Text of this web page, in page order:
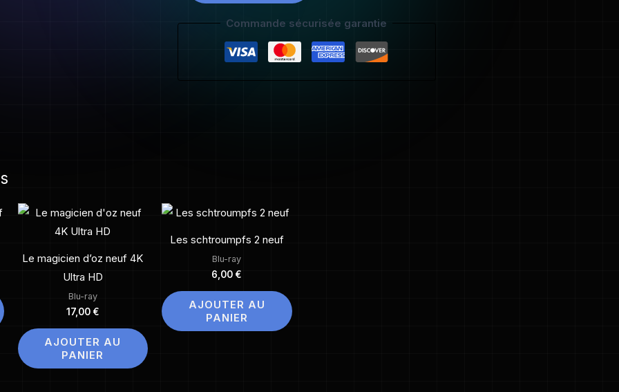
Commande sécurisée garantie
Le magicien d’oz neuf 4K
Ultra HD
Blu-ray
17,00 €
AJOUTER AU
PANIER
Les schtroumpfs 2 neuf
Blu-ray
6,00 €
AJOUTER AU
PANIER